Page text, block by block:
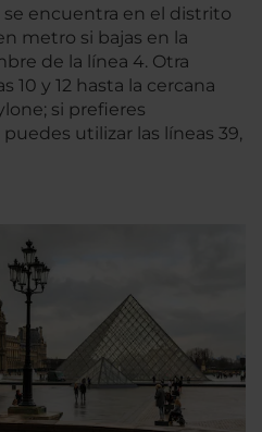
encuentra en el distrito
metro si bajas en la
de la línea 4. Otra
10 y 12 hasta la cercana
si prefieres
utilizar las líneas 39,